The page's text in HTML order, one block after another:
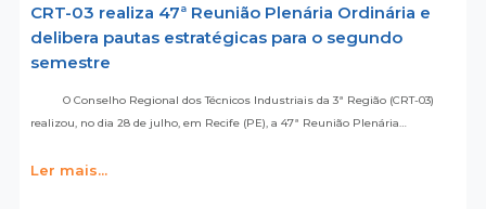
CRT-03 realiza 47ª Reunião Plenária Ordinária e
delibera pautas estratégicas para o segundo
semestre
O Conselho Regional dos Técnicos Industriais da 3ª Região (CRT-03)
realizou, no dia 28 de julho, em Recife (PE), a 47ª Reunião Plenária…
Ler mais...